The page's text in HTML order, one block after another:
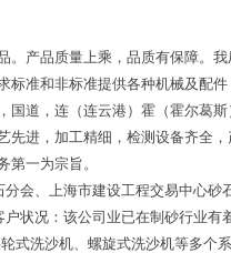
产品质量上乘，品质有保障。
准和非标准提供各种机械及配
道，连（连云港）霍（霍尔葛
进，加工精细，检测设备齐全
一为宗旨。
会、上海市建设工程交易中心
状况：该公司业已在制砂行业
洗沙机、螺旋式洗沙机等多个